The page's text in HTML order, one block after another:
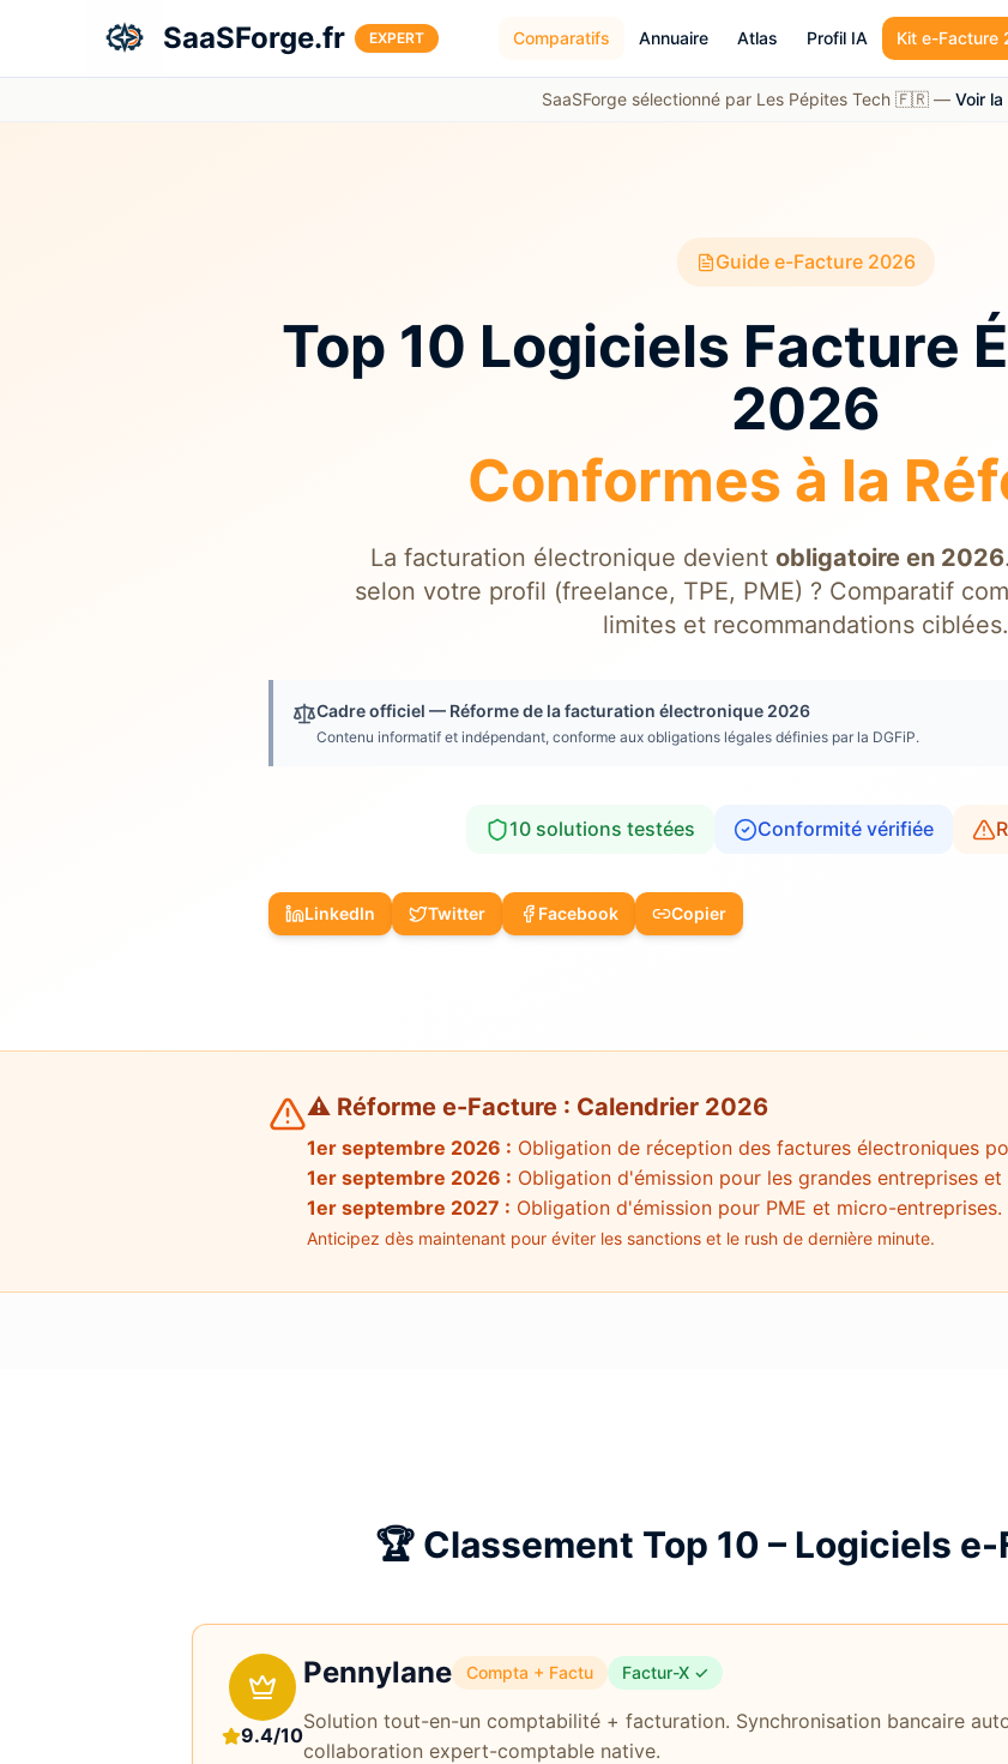
Aller au contenu principalSaaSForge.fr EXPERT Comparatifs Annuaire Atlas Profil IA Kit e-Facture
SaaSForge sélectionné par Les Pépites Tech 🇫🇷 — Voir la
Guide e-Facture 2026
Top 10 Logiciels Facture
2026
Conformes à la
La facturation électronique devient obligatoire en 2026
selon votre profil (freelance, TPE, PME) ? Comparatif
limites et recommandations ciblées.
Cadre officiel — Réforme de la facturation électronique 2026
Contenu informatif et indépendant, conforme aux obligations légales définies par la DGFiP.
10 solutions testées Conformité vérifiée
LinkedIn Twitter Facebook Copier
⚠️ Réforme e-Facture : Calendrier 2026
1er septembre 2026 : Obligation de réception des factures électroniques
1er septembre 2026 : Obligation d'émission pour les grandes entreprises et
1er septembre 2027 : Obligation d'émission pour PME et micro-entreprises.
Anticipez dès maintenant pour éviter les sanctions et le rush de dernière minute.
🏆 Classement Top 10 – Logiciels
9.4/10
Pennylane Compta + Factu Factur-X ✓
Solution tout-en-un comptabilité + facturation. Synchronisation bancaire
collaboration expert-comptable native.